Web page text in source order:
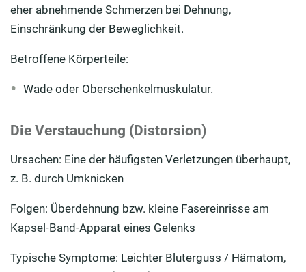
eher abnehmende Schmerzen bei Dehnung,
Einschränkung der Beweglichkeit.
Betroffene Körperteile:
Wade oder Oberschenkelmuskulatur.
Die Verstauchung (Distorsion)
Ursachen: Eine der häufigsten Verletzungen überhaupt,
z. B. durch Umknicken
Folgen: Überdehnung bzw. kleine Fasereinrisse am
Kapsel-Band-Apparat eines Gelenks
Typische Symptome: Leichter Bluterguss / Hämatom,